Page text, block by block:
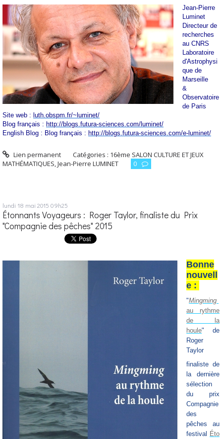
Jean-Pierre
Luminet
Directeur de
recherches
au CNRS
Laboratoire
d'Astrophysi
que de
Marseille
&
Observatoire
de Paris
Site web : luth.obspm.fr/~luminet/
Blog français : http://blogs.futura-sciences.com/luminet/
English Blog : Blog français : http://blogs.futura-sciences.com/e-luminet/
Lien permanent Catégories : 16ème SALON CULTURE ET JEUX
MATHÉMATIQUES,Jean-Pierre LUMINET 0
lundi 18 mai 2015 09h25
Étonnants Voyageurs : Roger Taylor, finaliste du Prix
"Compagnie des pêches" 2015
Bonne
nouvell
e :
"Mingming
au rythme
de la
houle" de
Roger
Taylor
finaliste de
la dernière
sélection
du prix
Compagnie
des
pêches au
festival
Éto